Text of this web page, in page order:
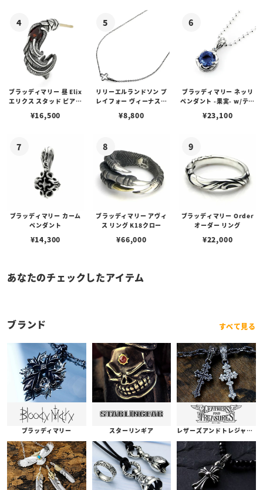
ブラッディマリー 昼 Elix
エリクス スタッド ピアス
¥16,500
リリーエルランドソン プ
レイフォー ヴィーナスチ
¥8,800
ブラッディマリー ネッリ
ペンダント -果実- w/ティ
¥23,100
ブラッディマリー カーム
ペンダント
¥14,300
ブラッディマリー アヴィ
ス リング K18クロー
¥66,000
ブラッディマリー Order
オーダー リング
¥22,000
あなたのチェックしたアイテム
ブランド すべて見る
ブラッディマリー スターリンギア レザーズアンドトレジャーズ